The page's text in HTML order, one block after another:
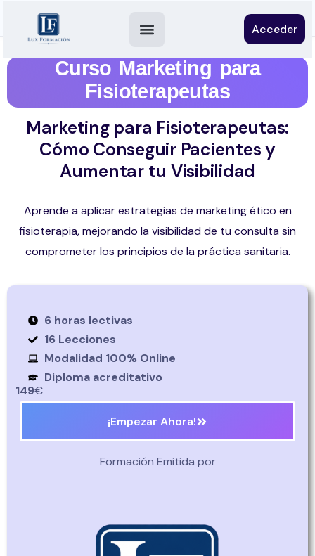
Acceder
Curso Marketing para
Fisioterapeutas
Marketing para Fisioterapeutas:
Cómo Conseguir Pacientes y
Aumentar tu Visibilidad
Aprende a aplicar estrategias de marketing ético en
fisioterapia, mejorando la visibilidad de tu consulta sin
comprometer los principios de la práctica sanitaria.
6 horas lectivas
16 Lecciones
Modalidad 100% Online
Diploma acreditativo
149€
¡Empezar Ahora!
Formación Emitida por